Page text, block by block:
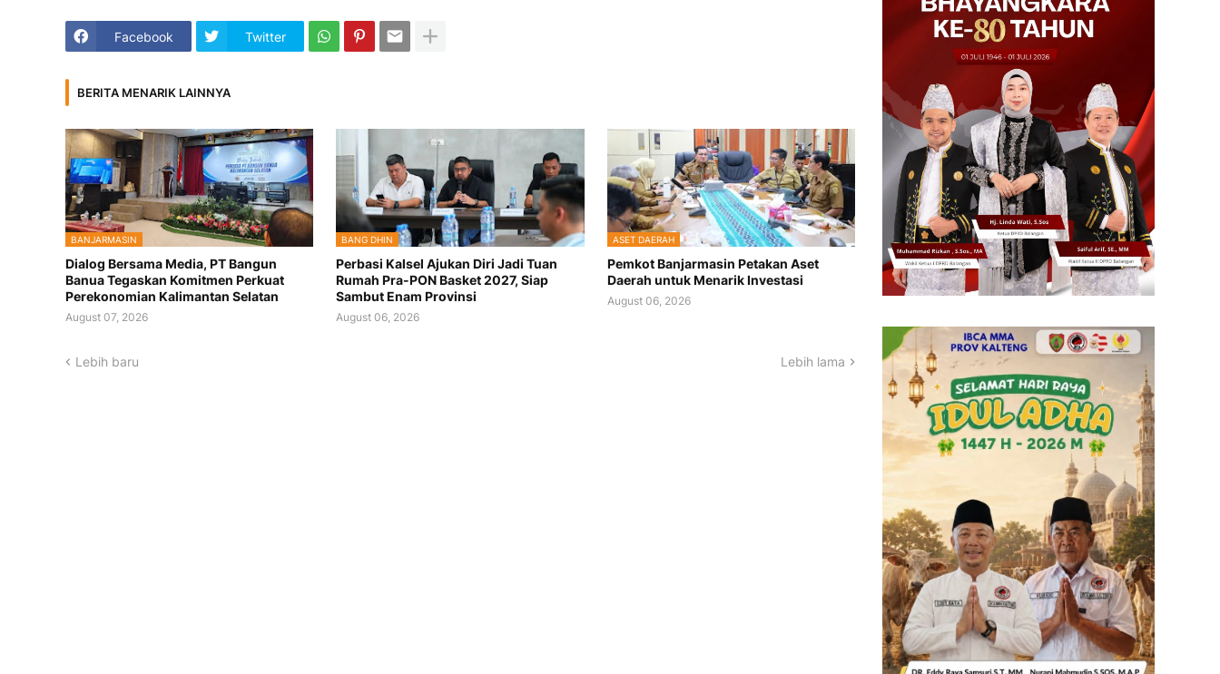
Facebook Twitter
BERITA MENARIK LAINNYA
BANJARMASIN
Dialog Bersama Media, PT Bangun
Banua Tegaskan Komitmen Perkuat
Perekonomian Kalimantan Selatan
August 07, 2026
BANG DHIN
Perbasi Kalsel Ajukan Diri Jadi Tuan
Rumah Pra-PON Basket 2027, Siap
Sambut Enam Provinsi
August 06, 2026
ASET DAERAH
Pemkot Banjarmasin Petakan Aset
Daerah untuk Menarik Investasi
August 06, 2026
Lebih baru Lebih lama